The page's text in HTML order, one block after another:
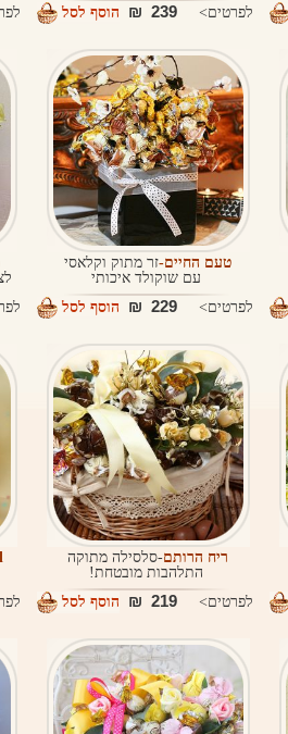
לפרטים>239 ₪ הוסף לסל
טעם החיים-זר מתוק וקלאסי
עם שוקולד איכותי
לפרטים>229 ₪ הוסף לסל
ריח הרותם-סלסילה מתוקה
התלהבות מובטחת!
לפרטים>219 ₪ הוסף לסל